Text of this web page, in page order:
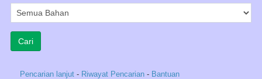
Pencarian lanjut - Riwayat Pencarian - Bantuan